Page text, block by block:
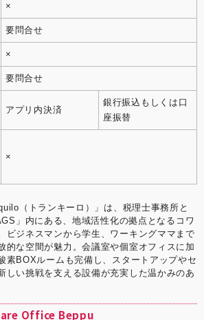
×
要問合せ
×
要問合せ
アプリ内決済
銀行振込もしくは口
座振替
×
（トランキーロ）」は、税理士事務所と
」内にある、地域活性化の拠点となるコワ
ビジネスマンから学生、ワーキングママまで
的な空間が魅力。会議室や個室オフィスに加
素BOXルームも完備し、スタートアップやセ
しい挑戦を支える設備が充実した温かみのあ
Office Beppu